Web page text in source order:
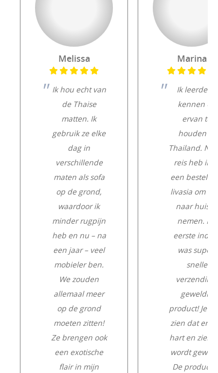
Ik leerde ze
kennen en
ervan te
houden in
Thailand. Na
reis heb ik
een besteld
livasia om
naar huis te
nemen. De
eerste
was super:
snelle
verzending,
geweldig
product! Je
zien dat er
hart en ziel
wordt
De
Marina
Ik hou echt van
de Thaise
matten. Ik
gebruik ze elke
dag in
verschillende
maten als sofa
op de grond,
waardoor ik
minder rugpijn
heb en nu – na
een jaar – veel
mobieler ben.
We zouden
allemaal meer
op de grond
moeten zitten!
Ze brengen ook
een exotische
flair in mijn
Melissa